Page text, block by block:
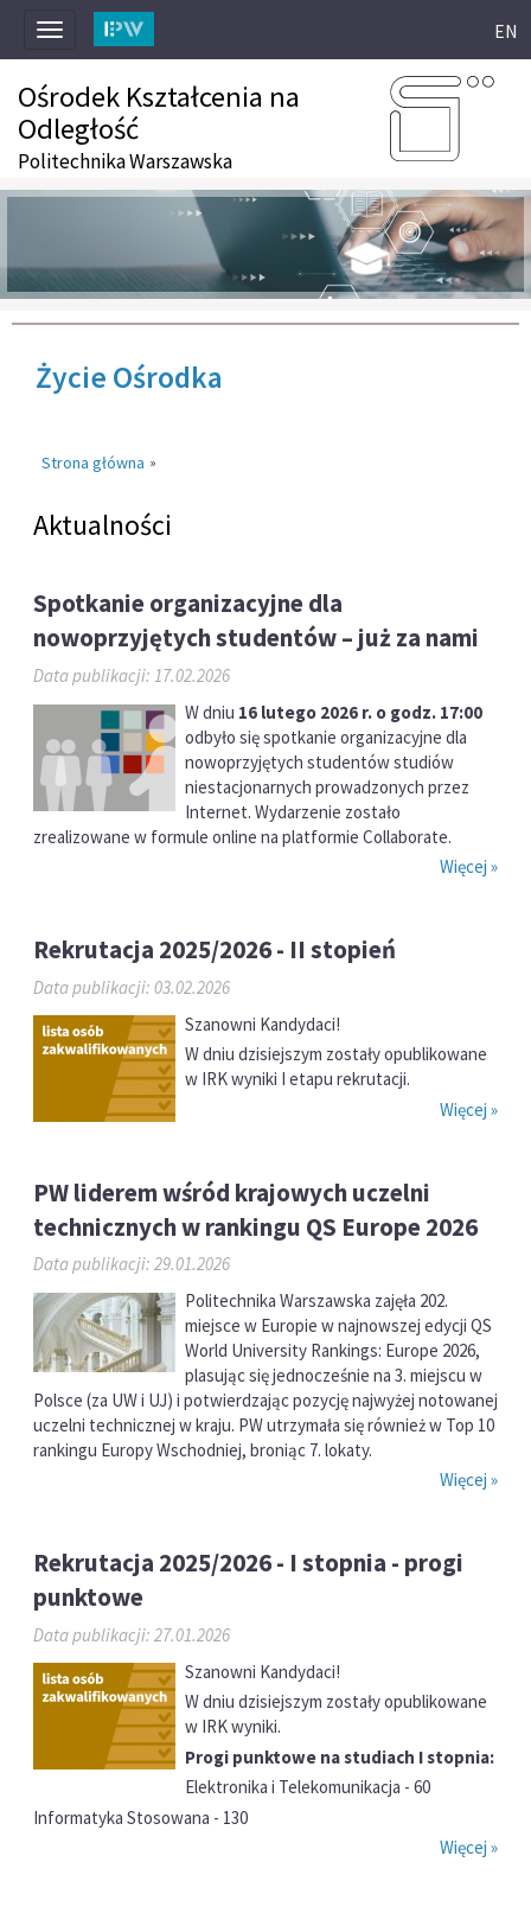
Toggle
navigation
EN
Ośrodek Kształcenia na
Odległość
Politechnika Warszawska
Życie Ośrodka
Strona główna »
Aktualności
Spotkanie organizacyjne dla
nowoprzyjętych studentów – już za nami
Data publikacji: 17.02.2026
W dniu 16 lutego 2026 r. o godz. 17:00
odbyło się spotkanie organizacyjne dla
nowoprzyjętych studentów studiów
niestacjonarnych prowadzonych przez
Internet. Wydarzenie zostało
zrealizowane w formule online na platformie Collaborate.
Więcej »
Rekrutacja 2025/2026 - II stopień
Data publikacji: 03.02.2026
Szanowni Kandydaci!
W dniu dzisiejszym zostały opublikowane
w IRK wyniki I etapu rekrutacji.
Więcej »
PW liderem wśród krajowych uczelni
technicznych w rankingu QS Europe 2026
Data publikacji: 29.01.2026
Politechnika Warszawska zajęła 202.
miejsce w Europie w najnowszej edycji QS
World University Rankings: Europe 2026,
plasując się jednocześnie na 3. miejscu w
Polsce (za UW i UJ) i potwierdzając pozycję najwyżej notowanej
uczelni technicznej w kraju. PW utrzymała się również w Top 10
rankingu Europy Wschodniej, broniąc 7. lokaty.
Więcej »
Rekrutacja 2025/2026 - I stopnia - progi
punktowe
Data publikacji: 27.01.2026
Szanowni Kandydaci!
W dniu dzisiejszym zostały opublikowane
w IRK wyniki.
Progi punktowe na studiach I stopnia:
Elektronika i Telekomunikacja - 60
Informatyka Stosowana - 130
Więcej »